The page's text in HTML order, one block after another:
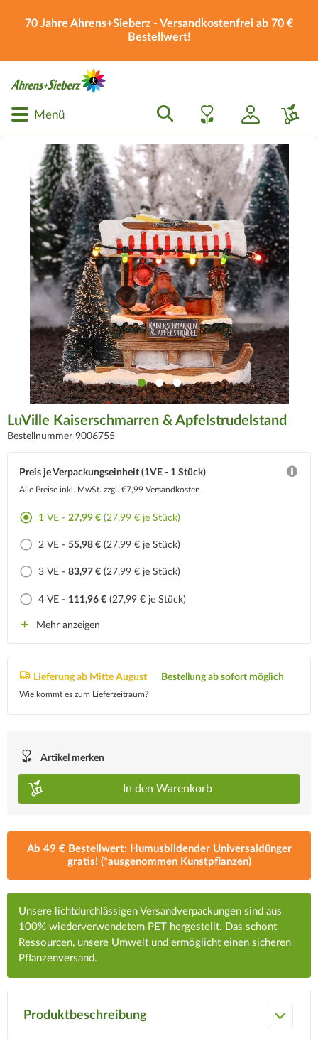
70 Jahre Ahrens+Sieberz - Versandkostenfrei ab 70 €
Bestellwert!
Menü
LuVille Kaiserschmarren & Apfelstrudelstand
Bestellnummer 9006755
Preis je Verpackungseinheit (1VE - 1 Stück)
Alle Preise inkl. MwSt. zzgl. €7,99 Versandkosten
1 VE - 27,99 € (27,99 € je Stück)
2 VE - 55,98 € (27,99 € je Stück)
3 VE - 83,97 € (27,99 € je Stück)
4 VE - 111,96 € (27,99 € je Stück)
Mehr anzeigen
Lieferung ab Mitte August
Wie kommt es zum Lieferzeitraum?
Bestellung ab sofort möglich
Artikel merken
In den Warenkorb
Ab 49 € Bestellwert: Humusbildender Universaldünger
gratis! (*ausgenommen Kunstpflanzen)
Unsere lichtdurchlässigen Versandverpackungen sind aus
100% wiederverwendetem PET hergestellt. Das schont
Ressourcen, unsere Umwelt und ermöglicht einen sicheren
Pflanzenversand.
Produktbeschreibung